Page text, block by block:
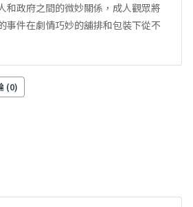
和政府之間的微妙關係，成人觀眾將
事件在劇情巧妙的舖排和包裝下從不
(0)